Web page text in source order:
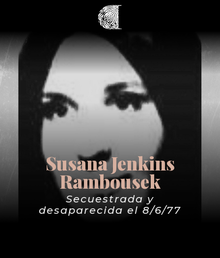
Susana Jenkins
Rambousek
Secuestrada y
desaparecida el 8/6/77